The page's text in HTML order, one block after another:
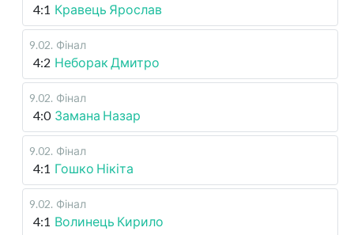
4:1 Кравець Ярослав
9.02. Фінал
4:2 Неборак Дмитро
9.02. Фінал
4:0 Замана Назар
9.02. Фінал
4:1 Гошко Нікіта
9.02. Фінал
4:1 Волинець Кирило